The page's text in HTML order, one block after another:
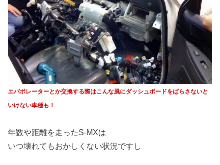
エバポレーターとか交換する際はこんな風にダッシュボードをばらさないと
いけない車種も！
年数や距離を走ったS-MXは
いつ壊れてもおかしくない状況ですし